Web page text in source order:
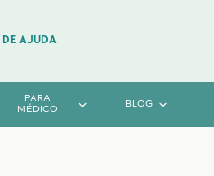
DE AJUDA
PARA
MÉDICO
BLOG